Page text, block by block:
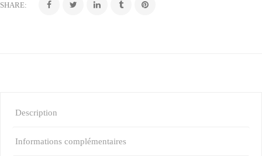
SHARE:
Description
Informations complémentaires